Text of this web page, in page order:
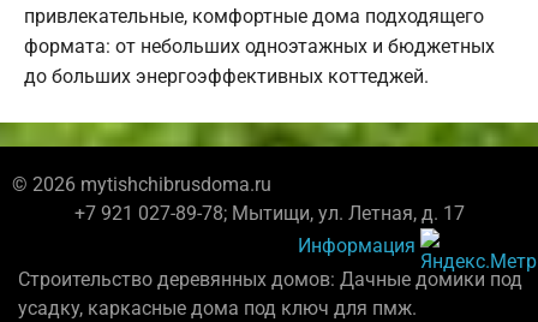
привлекательные, комфортные дома подходящего
формата: от небольших одноэтажных и бюджетных
до больших энергоэффективных коттеджей.
© 2026 mytishchibrusdoma.ru
+7 921 027-89-78; Мытищи, ул. Летная, д. 17
Информация
Строительство деревянных домов: Дачные домики под
усадку, каркасные дома под ключ для пмж.